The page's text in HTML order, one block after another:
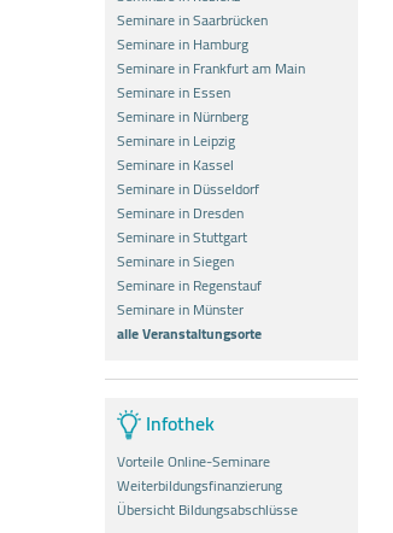
Seminare in Saarbrücken
Seminare in Hamburg
Seminare in Frankfurt am Main
Seminare in Essen
Seminare in Nürnberg
Seminare in Leipzig
Seminare in Kassel
Seminare in Düsseldorf
Seminare in Dresden
Seminare in Stuttgart
Seminare in Siegen
Seminare in Regenstauf
Seminare in Münster
alle Veranstaltungsorte
Infothek
Vorteile Online-Seminare
Weiterbildungsfinanzierung
Übersicht Bildungsabschlüsse